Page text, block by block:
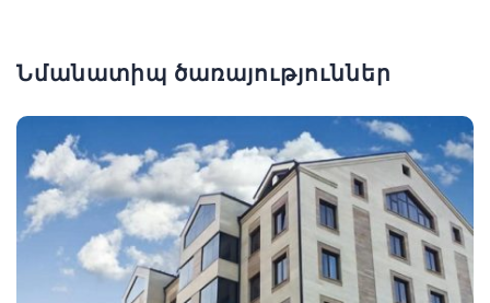
Նմանատիպ ծառայություններ